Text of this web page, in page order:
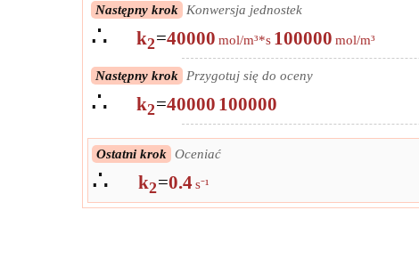
Następny krok Konwersja jednostek
∴ k2=40000 mol/m³*s 100000 mol/m³
Następny krok Przygotuj się do oceny
∴ k2=40000 100000
Ostatni krok Oceniać
∴ k2=0.4s⁻¹